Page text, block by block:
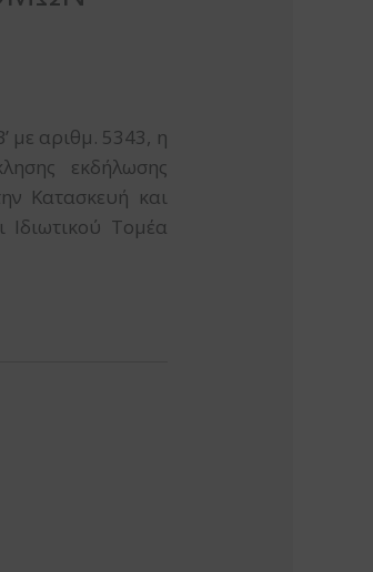
με αριθμ. 5343, η
εκδήλωσης
Κατασκευή και
Τομέα